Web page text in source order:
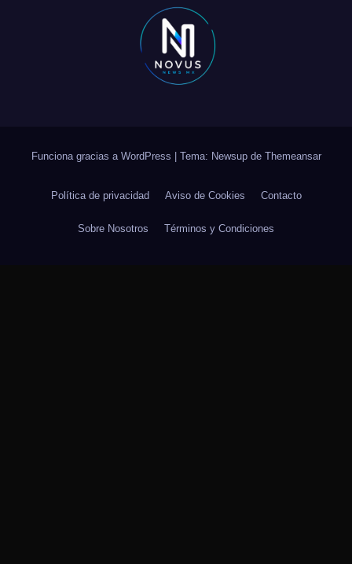
Funciona gracias a WordPress Tema: Newsup de Themeansar
Política de privacidad Aviso de Cookies Contacto
Sobre Nosotros Términos y Condiciones